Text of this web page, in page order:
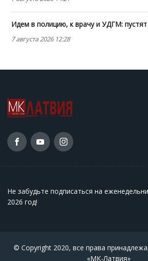
Идем в полицию, к врачу и УДГМ: пустят
7 августа 2026 12:28
Не забудьте подписаться на
2026 год!
© Copyright 2020, все права
«МК-Латвия»